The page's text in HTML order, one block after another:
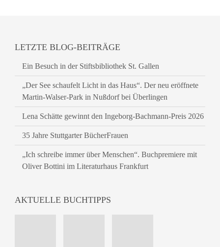
LETZTE BLOG-BEITRÄGE
Ein Besuch in der Stiftsbibliothek St. Gallen
„Der See schaufelt Licht in das Haus“. Der neu eröffnete
Martin-Walser-Park in Nußdorf bei Überlingen
Lena Schätte gewinnt den Ingeborg-Bachmann-Preis 2026
35 Jahre Stuttgarter BücherFrauen
„Ich schreibe immer über Menschen“. Buchpremiere mit
Oliver Bottini im Literaturhaus Frankfurt
AKTUELLE BUCHTIPPS